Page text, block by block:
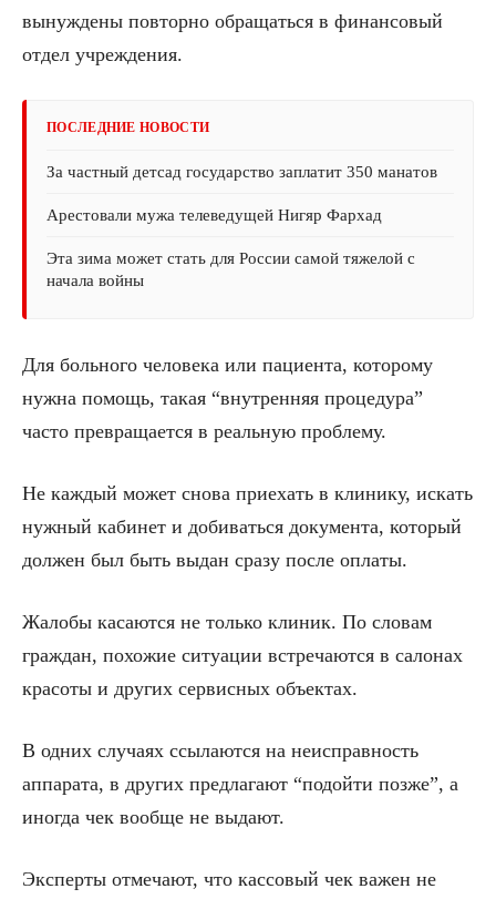
вынуждены повторно обращаться в финансовый
отдел учреждения.
ПОСЛЕДНИЕ НОВОСТИ
За частный детсад государство заплатит 350 манатов
Арестовали мужа телеведущей Нигяр Фархад
Эта зима может стать для России самой тяжелой с
начала войны
Для больного человека или пациента, которому
нужна помощь, такая “внутренняя процедура”
часто превращается в реальную проблему.
Не каждый может снова приехать в клинику, искать
нужный кабинет и добиваться документа, который
должен был быть выдан сразу после оплаты.
Жалобы касаются не только клиник. По словам
граждан, похожие ситуации встречаются в салонах
красоты и других сервисных объектах.
В одних случаях ссылаются на неисправность
аппарата, в других предлагают “подойти позже”, а
иногда чек вообще не выдают.
Эксперты отмечают, что кассовый чек важен не